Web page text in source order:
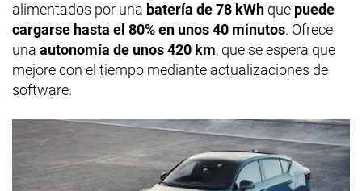
alimentados por una batería de 78 kWh que puede
cargarse hasta el 80% en unos 40 minutos. Ofrece
una autonomía de unos 420 km, que se espera que
mejore con el tiempo mediante actualizaciones de
software.